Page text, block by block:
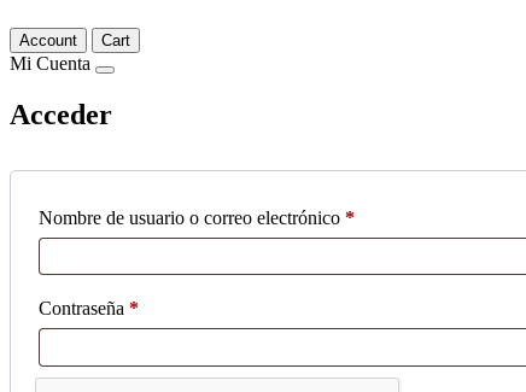
Account Cart
Mi Cuenta
Acceder
Nombre de usuario o correo electrónico *Obligatorio
Contraseña *Obligatorio